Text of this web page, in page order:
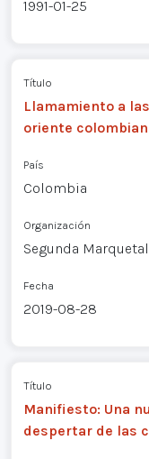
1991-01-25
Título
Llamamiento a
oriente
País
Colombia
Organización
Segunda
Fecha
2019-08-28
Título
Manifiesto: Una
despertar de las